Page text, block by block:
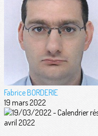
Fabrice BORDERIE
19 mars 2022